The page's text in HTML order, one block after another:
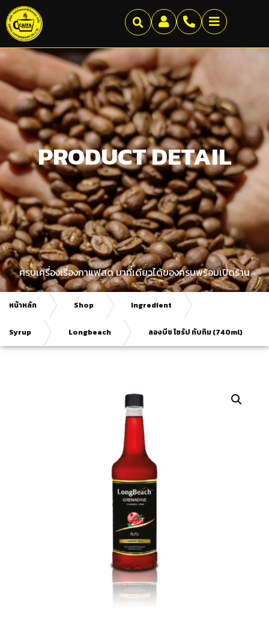
PRODUCT DETAIL
ครบเครื่องเรื่องกาแฟสด มาที่เดียวได้ของครบพร้อมเปิดร้าน
หน้าหลัก Shop Ingredient
Syrup Longbeach ลองบีช ไซรัป ทับทิม (740ml)